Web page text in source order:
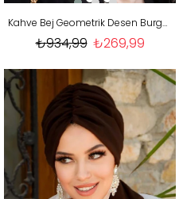
Kahve Bej Geometrik Desen Burgu Detaylı Bone
₺269,99
₺934,99